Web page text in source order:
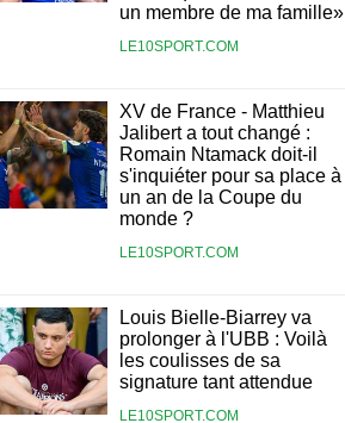
un membre de ma famille»
LE10SPORT.COM
XV de France - Matthieu
Jalibert a tout changé :
Romain Ntamack doit-il
s'inquiéter pour sa place à
un an de la Coupe du
monde ?
LE10SPORT.COM
Louis Bielle-Biarrey va
prolonger à l'UBB : Voilà
les coulisses de sa
signature tant attendue
LE10SPORT.COM